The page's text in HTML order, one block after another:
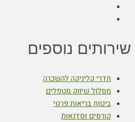
שירותים נוספים
חדרי קליניקה להשכרה
מסלול שיווק מטפלים
ביטוח בריאות פרטי
קורסים וסדנאות